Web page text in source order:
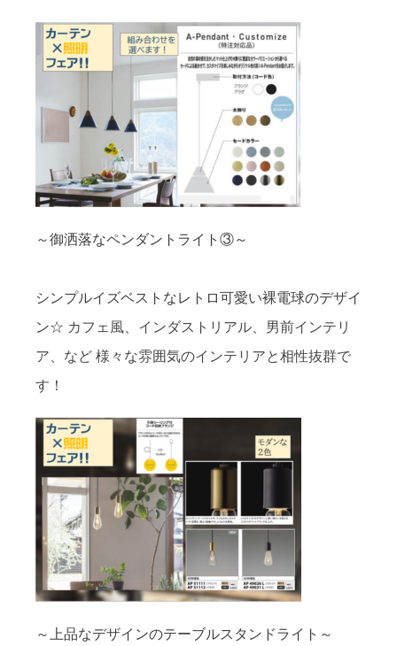
～御洒落なペンダントライト③～
シンプルイズベストなレトロ可愛い裸電球のデザイ
ン☆ カフェ風、インダストリアル、男前インテリ
ア、など 様々な雰囲気のインテリアと相性抜群で
す！
～上品なデザインのテーブルスタンドライト～